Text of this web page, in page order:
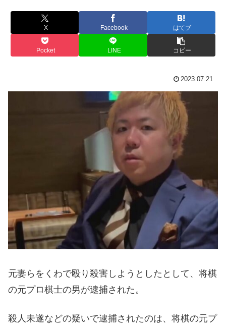
X Facebook はてブ
Pocket LINE コピー
2023.07.21
元妻らをくわで殴り殺害しようとしたとして、将棋
の元プロ棋士の男が逮捕された。
殺人未遂などの疑いで逮捕されたのは、将棋の元プ